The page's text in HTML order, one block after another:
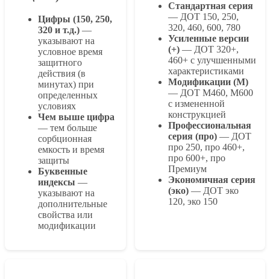
Цифры (150, 250,
320 и т.д.) —
указывают на
условное время
защитного
действия (в
минутах) при
определенных
условиях
Чем выше цифра
— тем больше
сорбционная
емкость и время
защиты
Буквенные
индексы —
указывают на
дополнительные
свойства или
модификации
Стандартная серия
— ДОТ 150, 250,
320, 460, 600, 780
Усиленные версии
(+) — ДОТ 320+,
460+ с улучшенными
характеристиками
Модификации (М)
— ДОТ М460, М600
с измененной
конструкцией
Профессиональная
серия (про) — ДОТ
про 250, про 460+,
про 600+, про
Премиум
Экономичная серия
(эко) — ДОТ эко
120, эко 150